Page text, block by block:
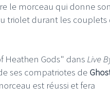
le morceau qui donne
triolet durant les couplets
Heathen Gods" dans Live
ses compatriotes de
est réussi et fera